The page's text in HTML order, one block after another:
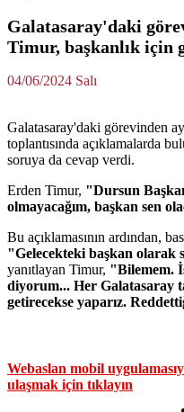
Galatasaray'daki
Timur, başkanlık için
04/06/2024 Salı
Galatasaray'daki görevinden
toplantısında açıklamalarda
soruya da cevap verdi.
Erden Timur, "Dursun
olmayacağım, başkan sen
Bu açıklamasının ardından,
"Gelecekteki başkan olarak
yanıtlayan Timur, "Bilemem.
diyorum... Her Galatasaray
getirecekse yaparız.
Webaslan mobil
ulaşmak için tıklayın